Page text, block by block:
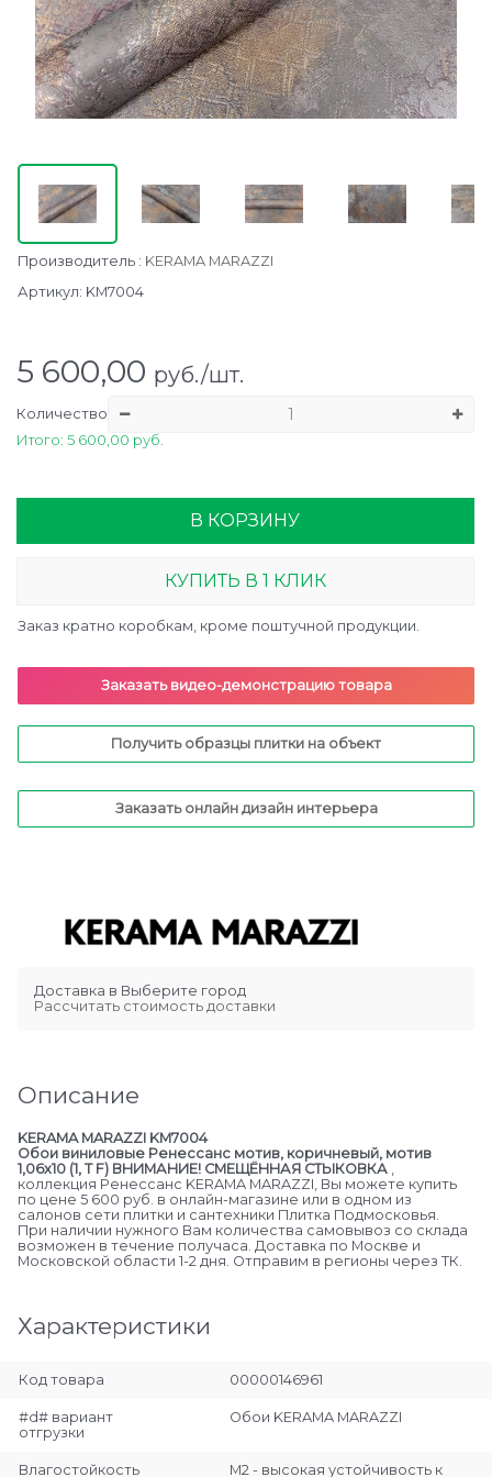
Производитель : KERAMA MARAZZI
Артикул: KM7004
5 600,00 руб./шт.
Количество
Итого: 5 600,00 руб.
В КОРЗИНУ
КУПИТЬ В 1 КЛИК
Заказ кратно коробкам, кроме поштучной продукции.
Заказать видео-демонстрацию товара
Получить образцы плитки на объект
Заказать онлайн дизайн интерьера
Доставка в Выберите город
Рассчитать стоимость доставки
Описание
KERAMA MARAZZI KM7004
Обои виниловые Ренессанс мотив, коричневый, мотив
1,06х10 (1, Т F) ВНИМАНИЕ! СМЕЩЁННАЯ СТЫКОВКА
коллекция Ренессанс KERAMA MARAZZI, Вы можете купить
по цене 5 600 руб. в онлайн-магазине или в одном из
салонов сети плитки и сантехники Плитка Подмосковья.
При наличии нужного Вам количества самовывоз со склада
возможен в течение получаса. Доставка по Москве и
Московской области 1-2 дня. Отправим в регионы через ТК.
Характеристики
Код товара 00000146961
#d# вариант
отгрузки
Обои KERAMA MARAZZI
Влагостойкость
М2 - высокая устойчивость к